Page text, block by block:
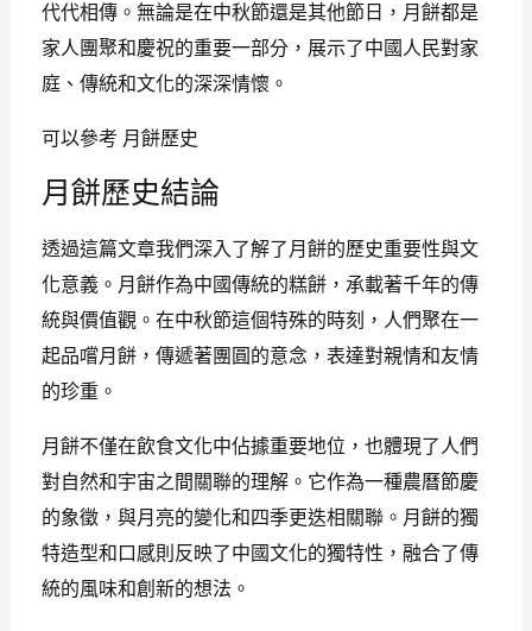
代代相傳。無論是在中秋節還是其他節日，月餅都是
家人團聚和慶祝的重要一部分，展示了中國人民對家
庭、傳統和文化的深深情懷。
可以參考 月餅歷史
月餅歷史結論
透過這篇文章我們深入了解了月餅的歷史重要性與文
化意義。月餅作為中國傳統的糕餅，承載著千年的傳
統與價值觀。在中秋節這個特殊的時刻，人們聚在一
起品嚐月餅，傳遞著團圓的意念，表達對親情和友情
的珍重。
月餅不僅在飲食文化中佔據重要地位，也體現了人們
對自然和宇宙之間關聯的理解。它作為一種農曆節慶
的象徵，與月亮的變化和四季更迭相關聯。月餅的獨
特造型和口感則反映了中國文化的獨特性，融合了傳
統的風味和創新的想法。